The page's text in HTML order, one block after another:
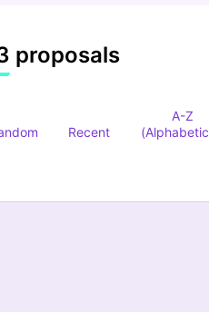
proposals
Recent
A-Z